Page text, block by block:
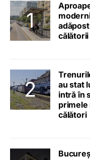
au stat
intră în
călători